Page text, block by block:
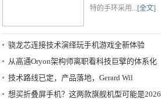
特的手环采用... [全文]
骁龙芯连接技术演绎玩手机游戏全新体验
从高通Oryon架构师离职看科技巨擘的体系化
技术路线已定，产品落地，Gerard Wil
想买折叠屏手机？这两款旗舰机型可能是2026